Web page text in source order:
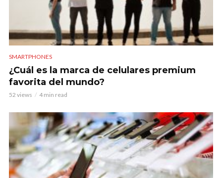
SMARTPHONES
¿Cuál es la marca de celulares premium
favorita del mundo?
52 views 4 min read